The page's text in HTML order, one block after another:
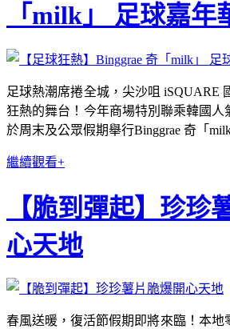
「milk」 足球嘉年
足球熱潮席捲全城，尖沙咀 iSQUARE
狂熱的舞台！今年商場特別聯乘韓國人
於周末及公眾假期舉行Binggrae 奇「
繼續觀看+
【脆到彈起】珍珍
心天地
春風送暖，復活節假期即將來臨！本地